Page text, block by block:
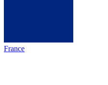
France